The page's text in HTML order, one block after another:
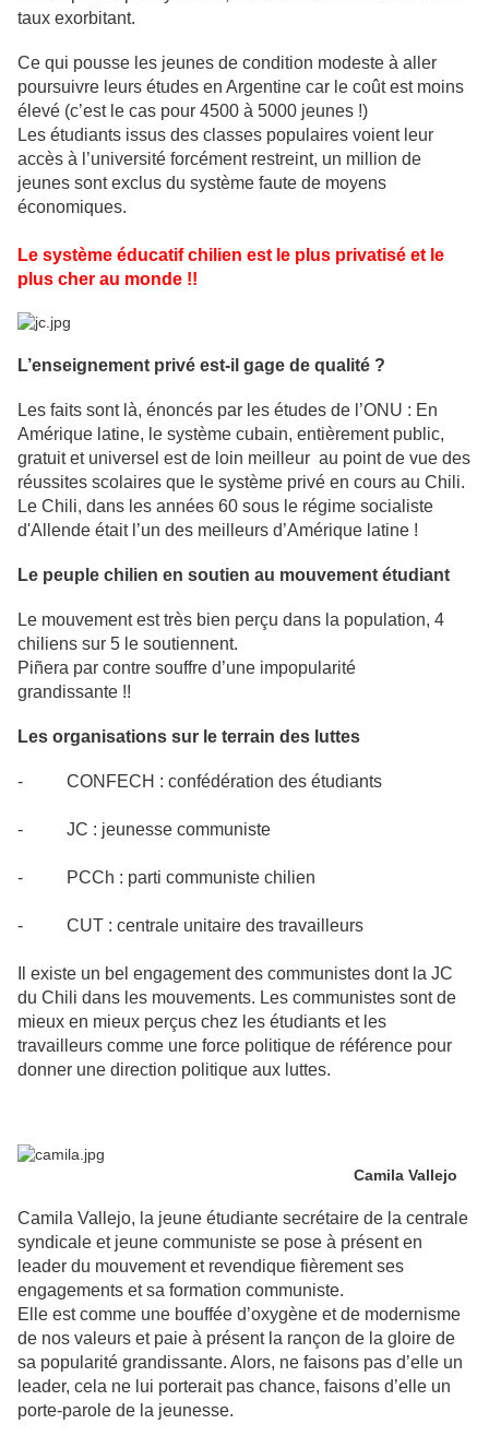
taux exorbitant.
Ce qui pousse les jeunes de condition modeste à aller
poursuivre leurs études en Argentine car le coût est moins
élevé (c’est le cas pour 4500 à 5000 jeunes !)
Les étudiants issus des classes populaires voient leur
accès à l’université forcément restreint, un million de
jeunes sont exclus du système faute de moyens
économiques.
Le système éducatif chilien est le plus privatisé et le
plus cher au monde !!
L’enseignement privé est-il gage de qualité ?
Les faits sont là, énoncés par les études de l’ONU : En
Amérique latine, le système cubain, entièrement public,
gratuit et universel est de loin meilleur au point de vue des
réussites scolaires que le système privé en cours au Chili.
Le Chili, dans les années 60 sous le régime socialiste
d'Allende était l’un des meilleurs d’Amérique latine !
Le peuple chilien en soutien au mouvement étudiant
Le mouvement est très bien perçu dans la population, 4
chiliens sur 5 le soutiennent.
Piñera par contre souffre d’une impopularité
grandissante !!
Les organisations sur le terrain des luttes
- CONFECH : confédération des étudiants
- JC : jeunesse communiste
- PCCh : parti communiste chilien
- CUT : centrale unitaire des travailleurs
Il existe un bel engagement des communistes dont la JC
du Chili dans les mouvements. Les communistes sont de
mieux en mieux perçus chez les étudiants et les
travailleurs comme une force politique de référence pour
donner une direction politique aux luttes.
Camila Vallejo
Camila Vallejo, la jeune étudiante secrétaire de la centrale
syndicale et jeune communiste se pose à présent en
leader du mouvement et revendique fièrement ses
engagements et sa formation communiste.
Elle est comme une bouffée d’oxygène et de modernisme
de nos valeurs et paie à présent la rançon de la gloire de
sa popularité grandissante. Alors, ne faisons pas d’elle un
leader, cela ne lui porterait pas chance, faisons d’elle un
porte-parole de la jeunesse.